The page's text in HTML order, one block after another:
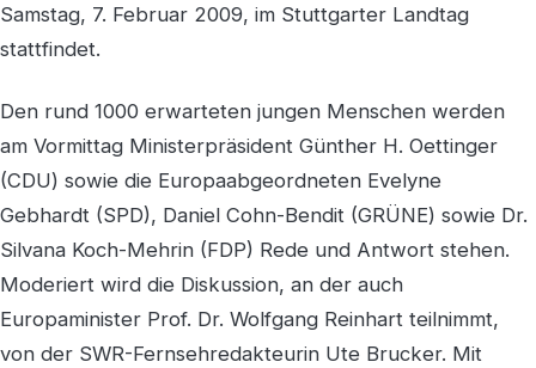
Samstag, 7. Februar 2009, im Stuttgarter Landtag
stattfindet.
Den rund 1000 erwarteten jungen Menschen werden
am Vormittag Ministerpräsident Günther H. Oettinger
(CDU) sowie die Europaabgeordneten Evelyne
Gebhardt (SPD), Daniel Cohn-Bendit (GRÜNE) sowie Dr.
Silvana Koch-Mehrin (FDP) Rede und Antwort stehen.
Moderiert wird die Diskussion, an der auch
Europaminister Prof. Dr. Wolfgang Reinhart teilnimmt,
von der SWR-Fernsehredakteurin Ute Brucker. Mit